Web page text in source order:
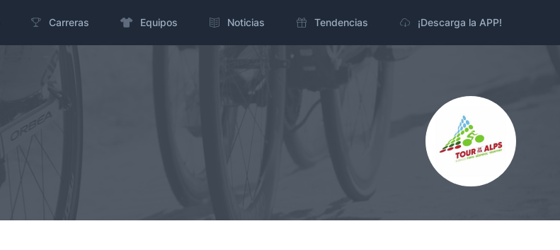
Carreras Equipos Noticias Tendencias ¡Descarga la APP!